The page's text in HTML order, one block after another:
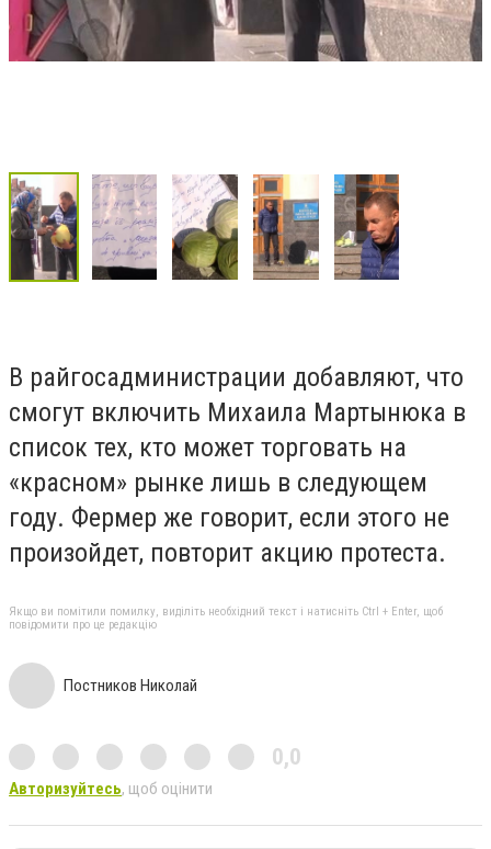
В райгосадминистрации добавляют, что
смогут включить Михаила Мартынюка в
список тех, кто может торговать на
«красном» рынке лишь в следующем
году. Фермер же говорит, если этого не
произойдет, повторит акцию протеста.
Якщо ви помітили помилку, виділіть необхідний текст і натисніть Ctrl + Enter, щоб
повідомити про це редакцію
Постников Николай
0,0
Авторизуйтесь, щоб оцінити